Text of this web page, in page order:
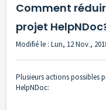
Comment
projet
Modifié le : Lun, 12 Nov.,
Plusieurs actions possibles
HelpNDoc: